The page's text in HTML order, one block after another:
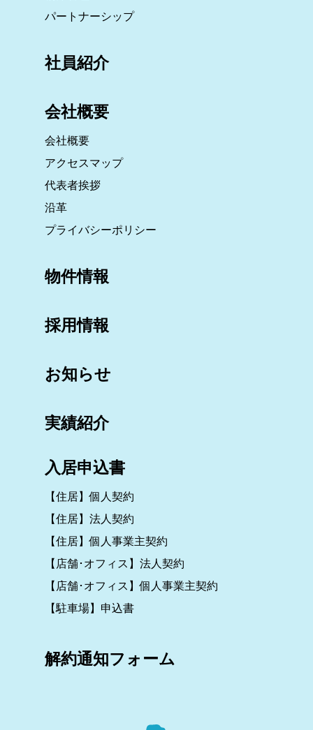
パートナーシップ
社員紹介
会社概要
会社概要
アクセスマップ
代表者挨拶
沿革
プライバシーポリシー
物件情報
採用情報
お知らせ
実績紹介
入居申込書
【住居】個人契約
【住居】法人契約
【住居】個人事業主契約
【店舗･オフィス】法人契約
【店舗･オフィス】個人事業主契約
【駐車場】申込書
解約通知フォーム